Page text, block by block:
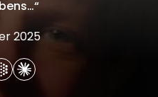
2025